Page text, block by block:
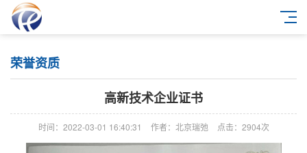
荣誉资质
高新技术企业证书
时间：2022-03-01 16:40:31 作者：北京瑞弛 点击： 2904次